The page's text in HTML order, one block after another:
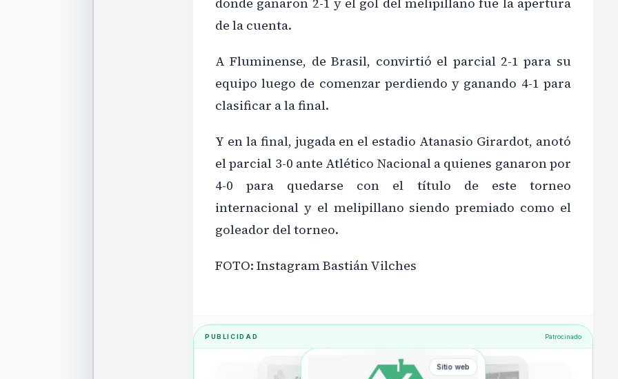
de la cuenta.
A Fluminense, de Brasil, convirtió el parcial 2-1 para su
equipo luego de comenzar perdiendo y ganando 4-1 para
clasificar a la final.
Y en la final, jugada en el estadio Atanasio Girardot, anotó
el parcial 3-0 ante Atlético Nacional a quienes ganaron por
4-0 para quedarse con el título de este torneo
internacional y el melipillano siendo premiado como el
goleador del torneo.
FOTO: Instagram Bastián Vilches
PUBLICIDAD Patrocinado
Sitio web